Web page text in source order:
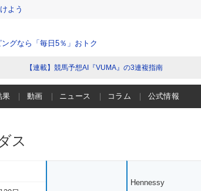
よう
グなら「毎日5％」おトク
【連載】競馬予想AI『VUMA』の3連複指南
果 動画 ニュース コラム 公式情報
ス
Hennessy